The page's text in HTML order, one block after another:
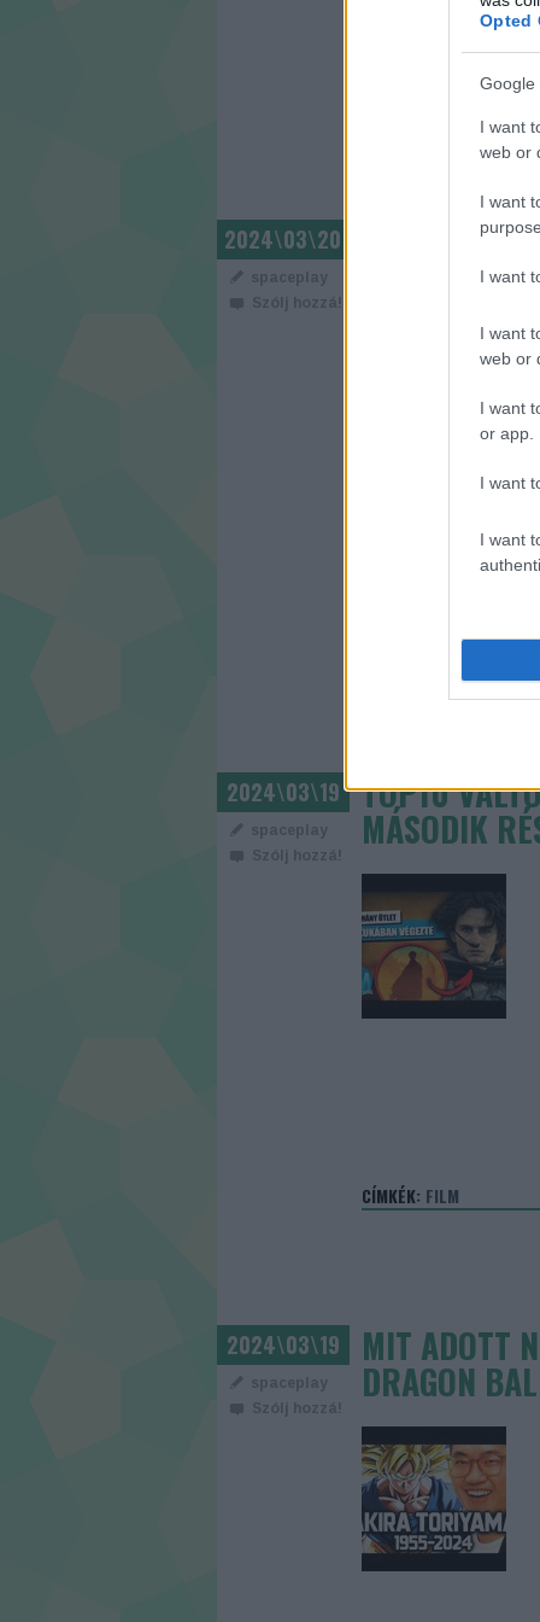
Opted
Google
I want
web or
I want
I want
I want
web or
I want
or app.
I want
I want
TRAILER
2024\03\20
spaceplay
Szólj hozzá!
A
- MAGYAR
TRAILER
2024\03\19
spaceplay
Szólj hozzá!
TOP10
MÁSODIK
CÍMKÉK: FILM
2024\03\19
spaceplay
Szólj hozzá!
MIT ADOTT
DRAGON